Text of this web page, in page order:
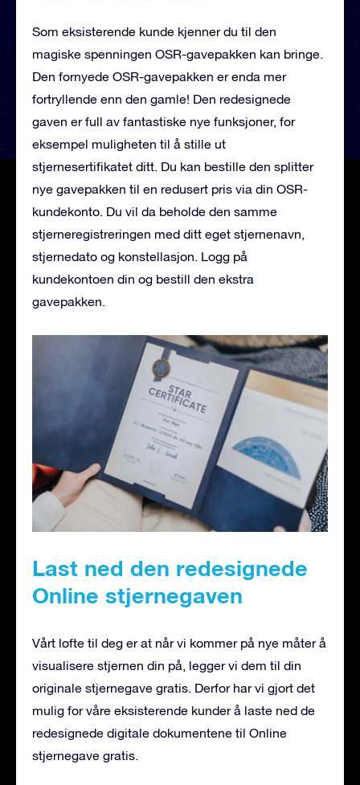
Som eksisterende kunde kjenner du til den
magiske spenningen OSR-gavepakken kan bringe.
Den fornyede OSR-gavepakken er enda mer
fortryllende enn den gamle! Den redesignede
gaven er full av fantastiske nye funksjoner, for
eksempel muligheten til å stille ut
stjernesertifikatet ditt. Du kan bestille den splitter
nye gavepakken til en redusert pris via din OSR-
kundekonto. Du vil da beholde den samme
stjerneregistreringen med ditt eget stjernenavn,
stjernedato og konstellasjon. Logg på
kundekontoen din og bestill den ekstra
gavepakken.
Last ned den redesignede
Online stjernegaven
Vårt løfte til deg er at når vi kommer på nye måter å
visualisere stjernen din på, legger vi dem til din
originale stjernegave gratis. Derfor har vi gjort det
mulig for våre eksisterende kunder å laste ned de
redesignede digitale dokumentene til Online
stjernegave gratis.